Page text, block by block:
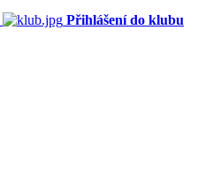
Přihlášení do klubu